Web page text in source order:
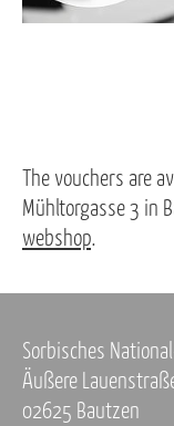
The vouchers are
Mühltorgasse 3 in
webshop.
Sorbisches
Äußere
02625 Bautzen